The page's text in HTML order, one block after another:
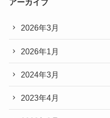
アーカイブ
2026年3月
2026年1月
2024年3月
2023年4月